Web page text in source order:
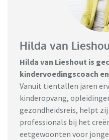
Hilda van
Hilda van Lieshout is
kindervoedingscoach
Vanuit tientallen jaren
kinderopvang,
gezondheidsreis, helpt
professionals bij het
eetgewoonten voor